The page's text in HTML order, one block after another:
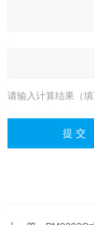
请输入计算结果（